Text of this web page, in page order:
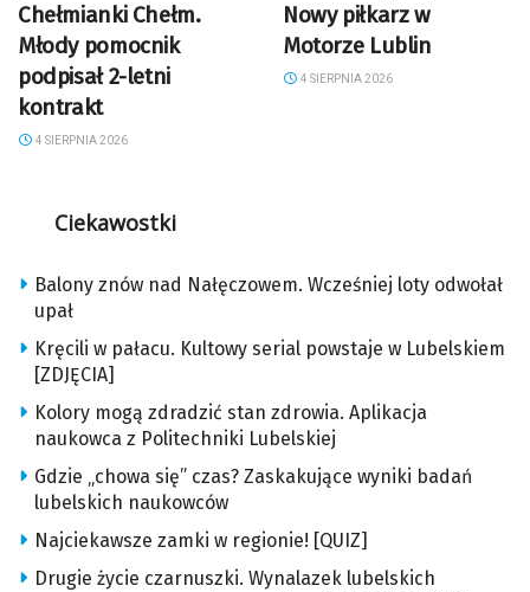
Chełmianki Chełm.
Młody pomocnik
podpisał 2-letni
kontrakt
4 SIERPNIA 2026
Nowy piłkarz w
Motorze Lublin
4 SIERPNIA 2026
Ciekawostki
Balony znów nad Nałęczowem. Wcześniej loty odwołał
upał
Kręcili w pałacu. Kultowy serial powstaje w Lubelskiem
[ZDJĘCIA]
Kolory mogą zdradzić stan zdrowia. Aplikacja
naukowca z Politechniki Lubelskiej
Gdzie „chowa się” czas? Zaskakujące wyniki badań
lubelskich naukowców
Najciekawsze zamki w regionie! [QUIZ]
Drugie życie czarnuszki. Wynalazek lubelskich